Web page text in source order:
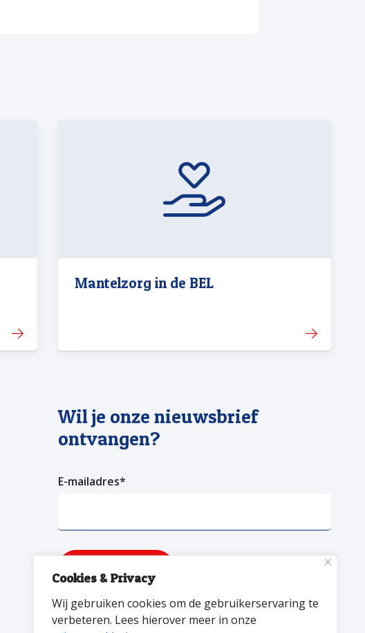
Cookies & Privacy
Wij gebruiken cookies om de gebruikerservaring te
verbeteren. Lees hierover meer in onze
Mantelzorg in de BEL
Wil je onze nieuwsbrief
ontvangen?
E-mailadres*
facebookpagina van versa welzijn
YouTube pagina Versa Welzijn
Linkedin pagina Versa Welzijn